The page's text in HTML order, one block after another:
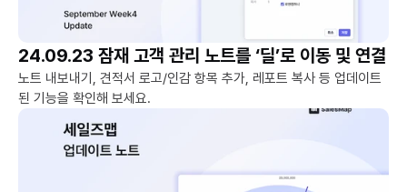
24.09.23 잠재 고객 관리 노트를 ‘딜’로 이동 및 연결
노트 내보내기, 견적서 로고/인감 항목 추가, 레포트 복사 등 업데이트
된 기능을 확인해 보세요.